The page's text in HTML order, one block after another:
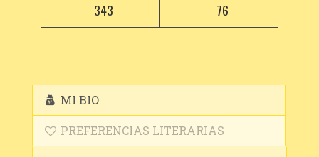
343 76
MI BIO
PREFERENCIAS LITERARIAS